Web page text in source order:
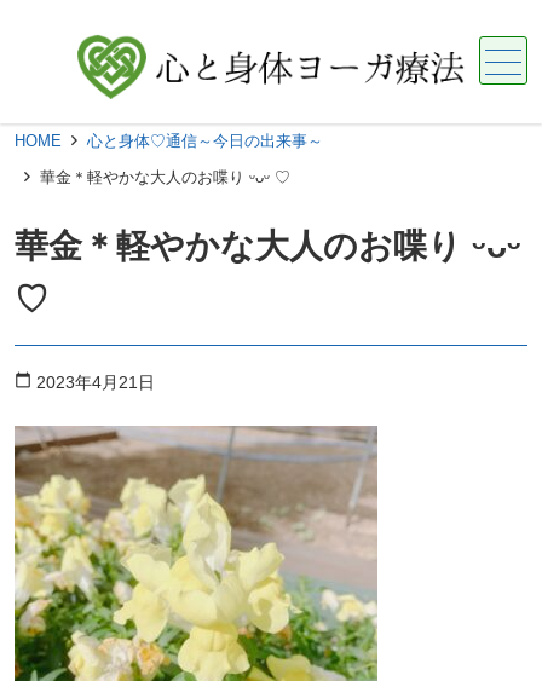
メニュー
HOME
心と身体♡通信～今日の出来事～
華金＊軽やかな大人のお喋り ᵕᴗᵕ ♡
華金＊軽やかな大人のお喋り ᵕᴗᵕ
♡
calendar_today 2023年4月21日